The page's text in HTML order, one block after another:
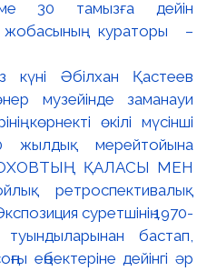
Әбілхан Қастеев
музейінде заманауи
көрнекті өкілі мүсінші
жылдық мерейтойына
ҚАЛАСЫ МЕН
ретроспективалық
суретшінің 1970-
туындыларынан бастап,
еңбектеріне дейінгі әр